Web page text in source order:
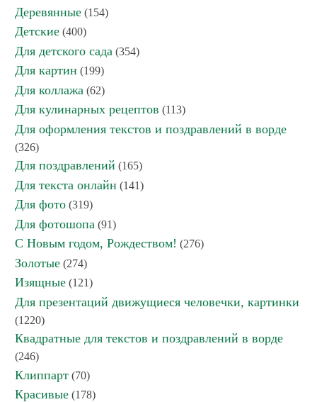
Деревянные (154)
Детские (400)
Для детского сада (354)
Для картин (199)
Для коллажа (62)
Для кулинарных рецептов (113)
Для оформления текстов и поздравлений в ворде
(326)
Для поздравлений (165)
Для текста онлайн (141)
Для фото (319)
Для фотошопа (91)
С Новым годом, Рождеством! (276)
Золотые (274)
Изящные (121)
Для презентаций движущиеся человечки, картинки
(1220)
Квадратные для текстов и поздравлений в ворде
(246)
Клиппарт (70)
Красивые (178)